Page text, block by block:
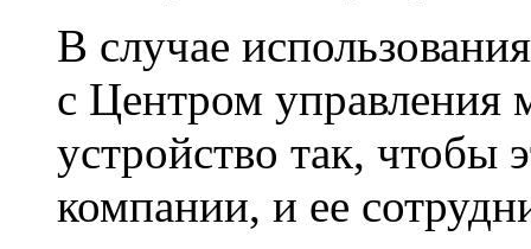
В случае
с Центром
устройство так,
компании, и ее